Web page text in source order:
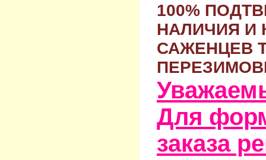
100%
НАЛИЧИЯ И
САЖЕНЦЕВ
Для
заказа